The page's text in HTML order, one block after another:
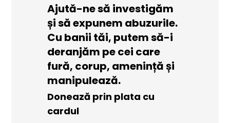
Ajută-ne să investigăm
și să expunem abuzurile.
Cu banii tăi, putem să-i
deranjăm pe cei care
fură, corup, amenință și
manipulează.
Donează prin plata cu
cardul